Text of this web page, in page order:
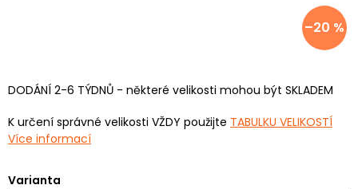
–20 %
DODÁNÍ 2-6 TÝDNŮ - některé velikosti mohou být SKLADEM
K určení správné velikosti VŽDY použijte TABULKU VELIKOSTÍ
Více informací
Varianta